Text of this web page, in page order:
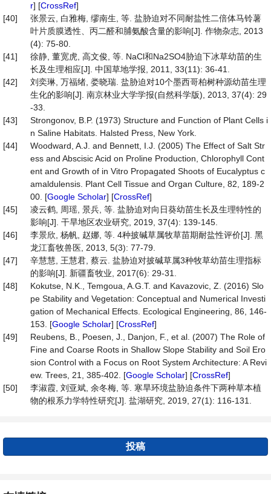
r] [CrossRef]
[40]
张景云, 白雅梅, 缪南生, 等. 盐胁迫对不同耐盐性二倍体马铃薯
叶片质膜透性、丙二醛和脯氨酸含量的影响[J]. 作物杂志, 2013
(4): 75-80.
[41]
徐静, 董宽虎, 高文俊, 等. NaCl和Na2SO4胁迫下冰草幼苗的生
长及生理相应[J]. 中国草地学报, 2011, 33(11): 36-41.
[42]
刘奕琳, 万福绪, 娄晓瑞. 盐胁迫对10个墨西哥柏树种源幼苗生理
生化的影响[J]. 南京林业大学学报(自然科学版), 2013, 37(4): 29
-33.
[43]
Strongonov, B.P. (1973) Structure and Function of Plant Cells i
n Saline Habitats. Halsted Press, New York.
[44]
Woodward, A.J. and Bennett, I.J. (2005) The Effect of Salt Str
ess and Abscisic Acid on Proline Production, Chlorophyll Cont
ent and Growth of in Vitro Propagated Shoots of Eucalyptus c
amaldulensis. Plant Cell Tissue and Organ Culture, 82, 189-2
00. [Google Scholar] [CrossRef]
[45]
凌云鹤, 周瑶, 景兵, 等. 盐胁迫对向日葵幼苗生长及生理特性的
影响[J]. 干旱地区农业研究, 2019, 37(4): 139-145.
[46]
李景欣, 杨帆, 赵娜, 等. 4种披碱草属牧草苗期耐盐性评价[J]. 黑
龙江畜牧兽医, 2013, 5(3): 77-79.
[47]
辛慧慧, 王慧君, 蔡云. 盐胁迫对披碱草属3种牧草幼苗生理指标
的影响[J]. 新疆畜牧业, 2017(6): 29-31.
[48]
Kokutse, N.K., Temgoua, A.G.T. and Kavazovic, Z. (2016) Slo
pe Stability and Vegetation: Conceptual and Numerical Investi
gation of Mechanical Effects. Ecological Engineering, 86, 146-
153. [Google Scholar] [CrossRef]
[49]
Reubens, B., Poesen, J., Danjon, F., et al. (2007) The Role of
Fine and Coarse Roots in Shallow Slope Stability and Soil Ero
sion Control with a Focus on Root System Architecture: A Revi
ew. Trees, 21, 385-402. [Google Scholar] [CrossRef]
[50]
李淑霞, 刘亚斌, 余冬梅, 等. 寒旱环境盐胁迫条件下两种草本植
物的根系力学特性研究[J]. 盐湖研究, 2019, 27(1): 116-131.
投稿